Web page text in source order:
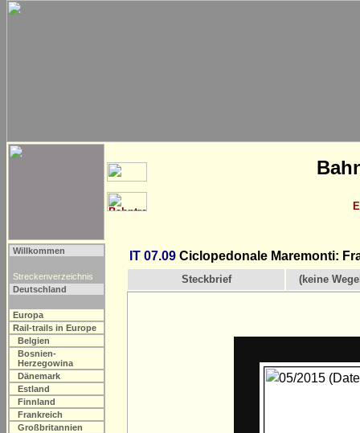
Willkommen
Streckenverzeichnis
Deutschland
Europa
Rail-trails in Europe
Belgien
Bosnien-
Herzegowina
Dänemark
Estland
Finnland
Frankreich
Großbritannien
IT 07.09 Ciclopedonale Maremonti:
Steckbrief (keine